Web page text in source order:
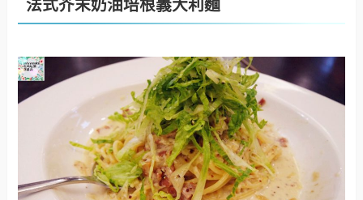
法式芥末奶油培根義大利麵